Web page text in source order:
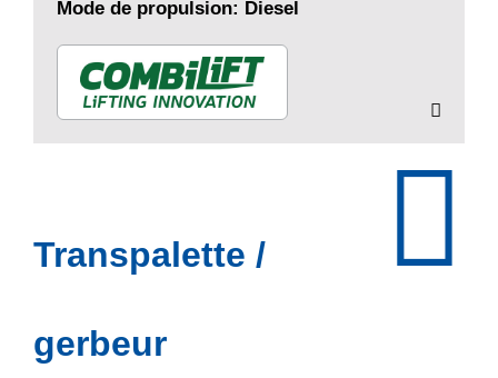
Mode de propulsion: Diesel
Transpalette /
gerbeur